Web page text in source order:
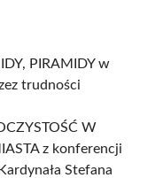
PIRAMIDY w
trudności
W
z konferencji
Stefana